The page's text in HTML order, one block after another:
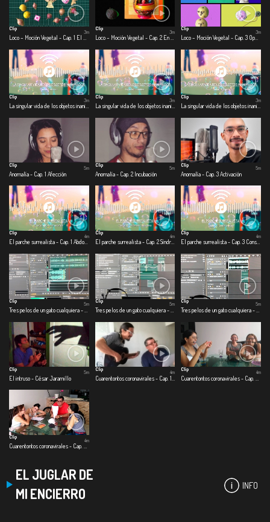
Clip
Loco – Moción Vegetal - Cap. 1 El día que la ciudad se quedó quieta
3m
Clip
Loco – Moción Vegetal - Cap. 2 En la olla
3m
Clip
Loco – Moción Vegetal - Cap. 3 Operación: escarabajo volador
3m
Clip
3m
Clip
La singular vida de los objetos inanimados - Cap. 2 Licuadora
3m
Clip
3m
Clip
Anomalía - Cap. 1 Afección
5m
Clip
Anomalía - Cap. 2 Incubación
5m
Clip
Anomalía - Cap. 3 Activación
5m
Clip
4m
Clip
El parche surrealista - Cap. 2 Síndrome de cuarentena
4m
Clip
4m
Clip
5m
Clip
5m
Clip
5m
Clip
El intruso - César Jaramillo
5m
Clip
4m
Clip
4m
Clip
4m
EL JUGLAR DE
MI ENCIERRO
INFO